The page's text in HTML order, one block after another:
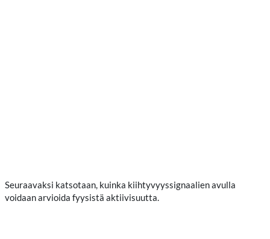
Seuraavaksi katsotaan, kuinka kiihtyvyyssignaalien avulla
voidaan arvioida fyysistä aktiivisuutta.